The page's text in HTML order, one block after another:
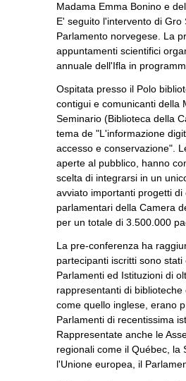
Madama Emma Bonino e
E' seguito l'intervento di
Parlamento norvegese. La
appuntamenti scientifici
annuale dell'Ifla in
Ospitata presso il Polo
contigui e comunicanti della
Seminario (Biblioteca della
tema de "L'informazione
accesso e conservazione".
aperte al pubblico, hanno
scelta di integrarsi in un
avviato importanti progetti
parlamentari della Camera
per un totale di 3.500.000
La pre-conferenza ha
partecipanti iscritti sono
Parlamenti ed Istituzioni di
rappresentanti di
come quello inglese, erano
Parlamenti di recentissima
Rappresentate anche le
regionali come il Québec, la
l'Unione europea, il